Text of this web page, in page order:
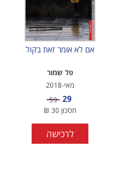
אם לא אומר זאת בקול
טל שמור
מאי-2018
מחיר מבצע
29 מחיר
59
חסכון 30
₪
לרכישה